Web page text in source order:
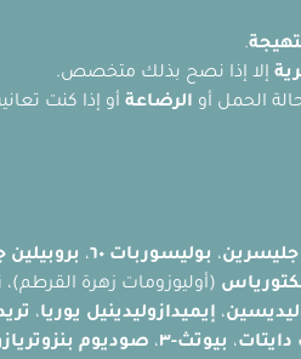
.
إلا إذا نصح بذلك متخصص.
الحمل أو الرضاعة أو إذا كنت
جليسرين، بوليسوربات ٦٠ ، بروبيلين
(أوليوزومات زهرة القرطم)،
، إيميدازوليدينيل يوريا،
، بيوتث-٣ ، صوديوم